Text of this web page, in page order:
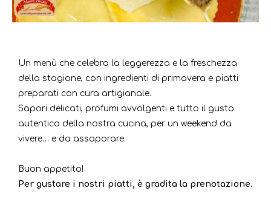
Un menù che celebra la leggerezza e la freschezza
della stagione, con ingredienti di primavera e piatti
preparati con cura artigianale.
Sapori delicati, profumi avvolgenti e tutto il gusto
autentico della nostra cucina, per un weekend da
vivere… e da assaporare.
Buon appetito!
Per gustare i nostri piatti, è gradita la prenotazione.